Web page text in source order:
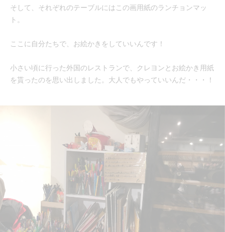
そして、それぞれのテーブルにはこの画用紙のランチョンマッ
ト。
ここに自分たちで、お絵かきをしていいんです！
小さい頃に行った外国のレストランで、クレヨンとお絵かき用紙
を貰ったのを思い出しました。大人でもやっていいんだ・・・！